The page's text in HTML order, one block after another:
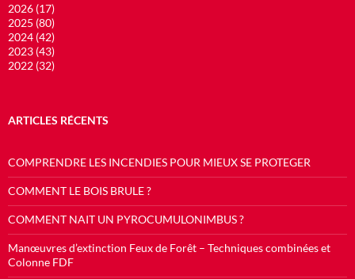
2026 (17)
2025 (80)
2024 (42)
2023 (43)
2022 (32)
ARTICLES RÉCENTS
COMPRENDRE LES INCENDIES POUR MIEUX SE PROTEGER
COMMENT LE BOIS BRULE ?
COMMENT NAIT UN PYROCUMULONIMBUS ?
Manœuvres d’extinction Feux de Forêt – Techniques combinées et
Colonne FDF